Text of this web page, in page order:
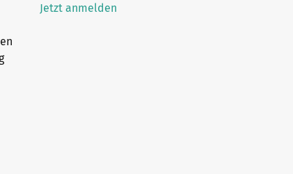
Jetzt anmelden